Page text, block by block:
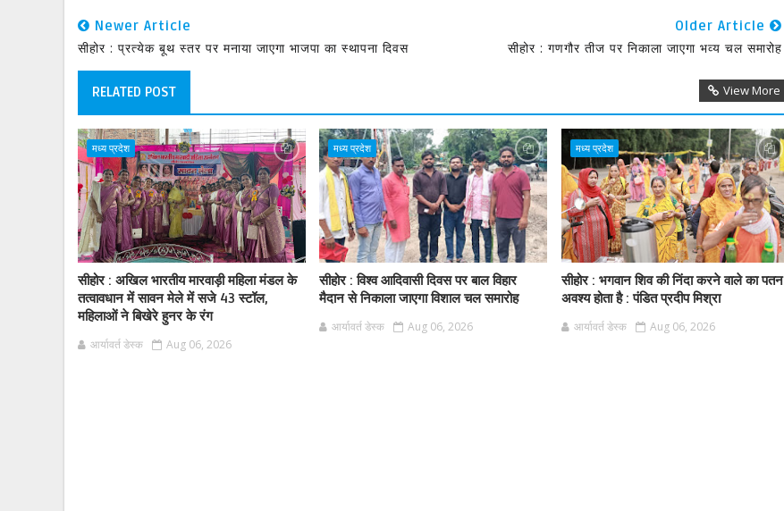
Newer Article
सीहोर : प्रत्येक बूथ स्तर पर मनाया जाएगा भाजपा का स्थापना दिवस
Older Article
सीहोर : गणगौर तीज पर निकाला जाएगा भव्य चल समारोह
RELATED POST View More
मध्य प्रदेश
सीहोर : अखिल भारतीय मारवाड़ी महिला मंडल के
तत्वावधान में सावन मेले में सजे 43 स्टॉल,
महिलाओं ने बिखेरे हुनर के रंग
आर्यावर्त डेस्क Aug 06, 2026
मध्य प्रदेश
सीहोर : विश्व आदिवासी दिवस पर बाल विहार
मैदान से निकाला जाएगा विशाल चल समारोह
आर्यावर्त डेस्क Aug 06, 2026
मध्य प्रदेश
सीहोर : भगवान शिव की निंदा करने वाले का पतन
अवश्य होता है : पंडित प्रदीप मिश्रा
आर्यावर्त डेस्क Aug 06, 2026